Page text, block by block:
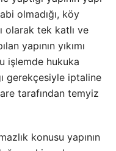
olmadığı, köy
olarak tek katlı ve
yapının yıkımı
işlemde hukuka
gerekçesiyle iptaline
tarafından temyiz
konusu yapının